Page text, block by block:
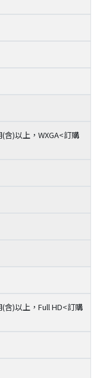
含)以上，WXGA<訂購
含)以上，Full HD<訂購